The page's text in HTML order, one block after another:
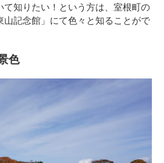
て知りたい！という方は、室根町の
記念館」にて色々と知ることがで
色